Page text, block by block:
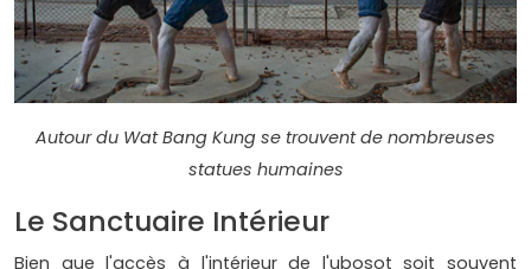
Autour du Wat Bang Kung se trouvent de nombreuses
statues humaines
Le Sanctuaire Intérieur
Bien que l'accès à l'intérieur de l'ubosot soit souvent